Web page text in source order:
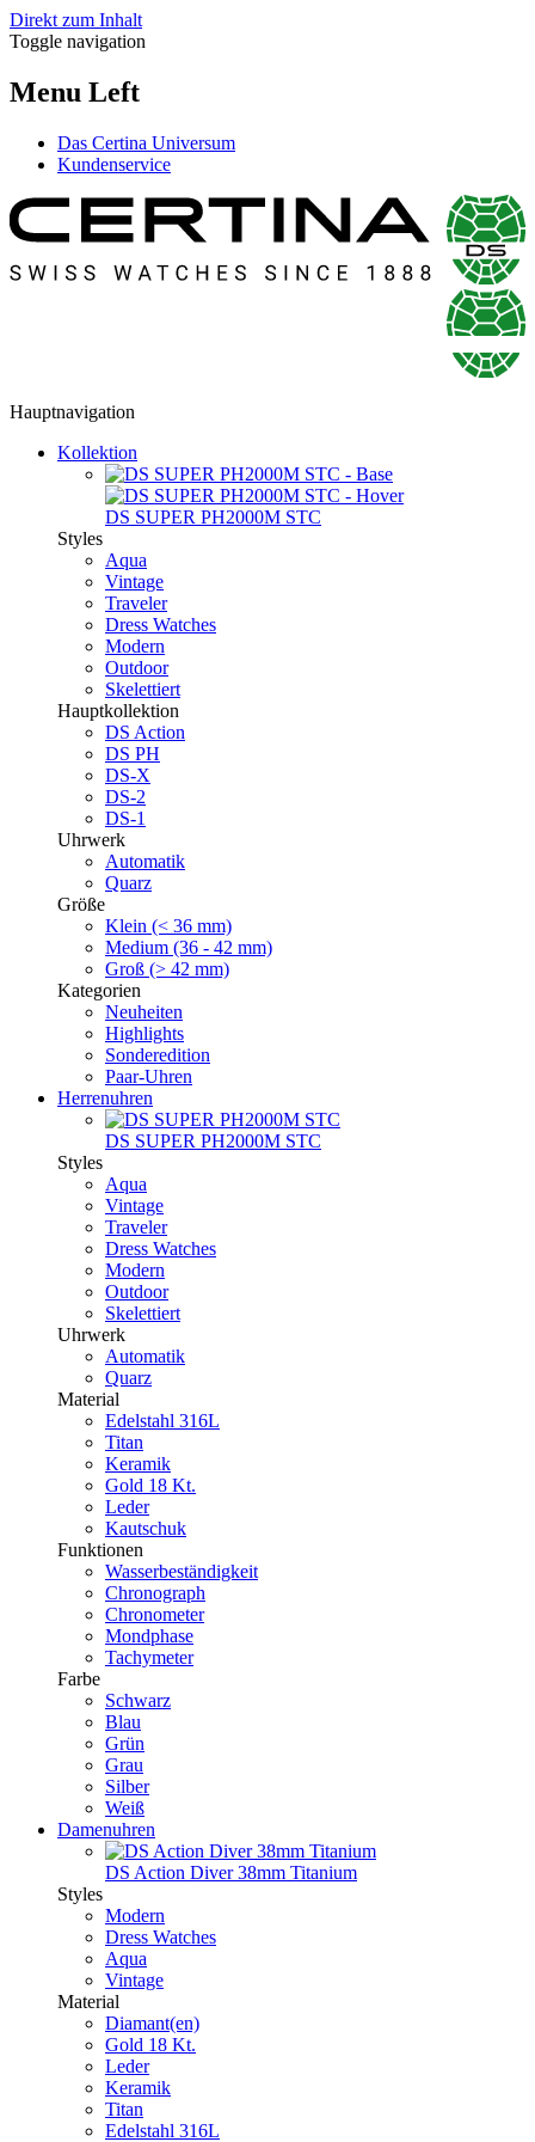
Direkt zum Inhalt
Toggle navigation
Menu Left
Das Certina Universum
Kundenservice
Hauptnavigation
Kollektion
DS SUPER PH2000M STC
Styles
Aqua
Vintage
Traveler
Dress Watches
Modern
Outdoor
Skelettiert
Hauptkollektion
DS Action
DS PH
DS-X
DS-2
DS-1
Uhrwerk
Automatik
Quarz
Größe
Klein (< 36 mm)
Medium (36 - 42 mm)
Groß (> 42 mm)
Kategorien
Neuheiten
Highlights
Sonderedition
Paar-Uhren
Herrenuhren
DS SUPER PH2000M STC
Styles
Aqua
Vintage
Traveler
Dress Watches
Modern
Outdoor
Skelettiert
Uhrwerk
Automatik
Quarz
Material
Edelstahl 316L
Titan
Keramik
Gold 18 Kt.
Leder
Kautschuk
Funktionen
Wasserbeständigkeit
Chronograph
Chronometer
Mondphase
Tachymeter
Farbe
Schwarz
Blau
Grün
Grau
Silber
Weiß
Damenuhren
DS Action Diver 38mm Titanium
Styles
Modern
Dress Watches
Aqua
Vintage
Material
Diamant(en)
Gold 18 Kt.
Leder
Keramik
Titan
Edelstahl 316L